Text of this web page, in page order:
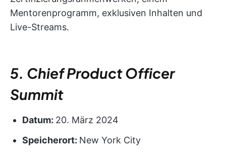
Mentorenprogramm, exklusiven Inhalten und
Live-Streams.
5. Chief Product Officer
Summit
Datum: 20. März 2024
Speicherort: New York City